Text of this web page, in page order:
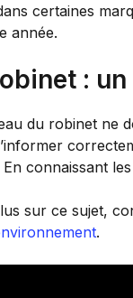
certaines
année.
:
du robinet ne
connaissant
sur ce sujet,
.